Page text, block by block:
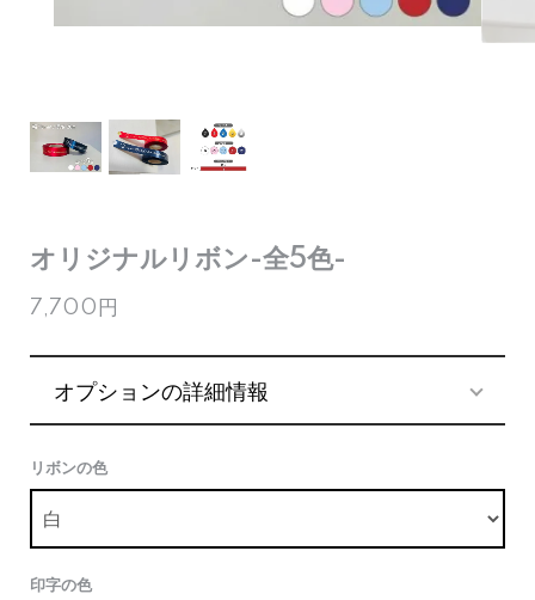
オリジナルリボン-全5色-
7,700円
オプションの詳細情報
リボンの色
印字の色